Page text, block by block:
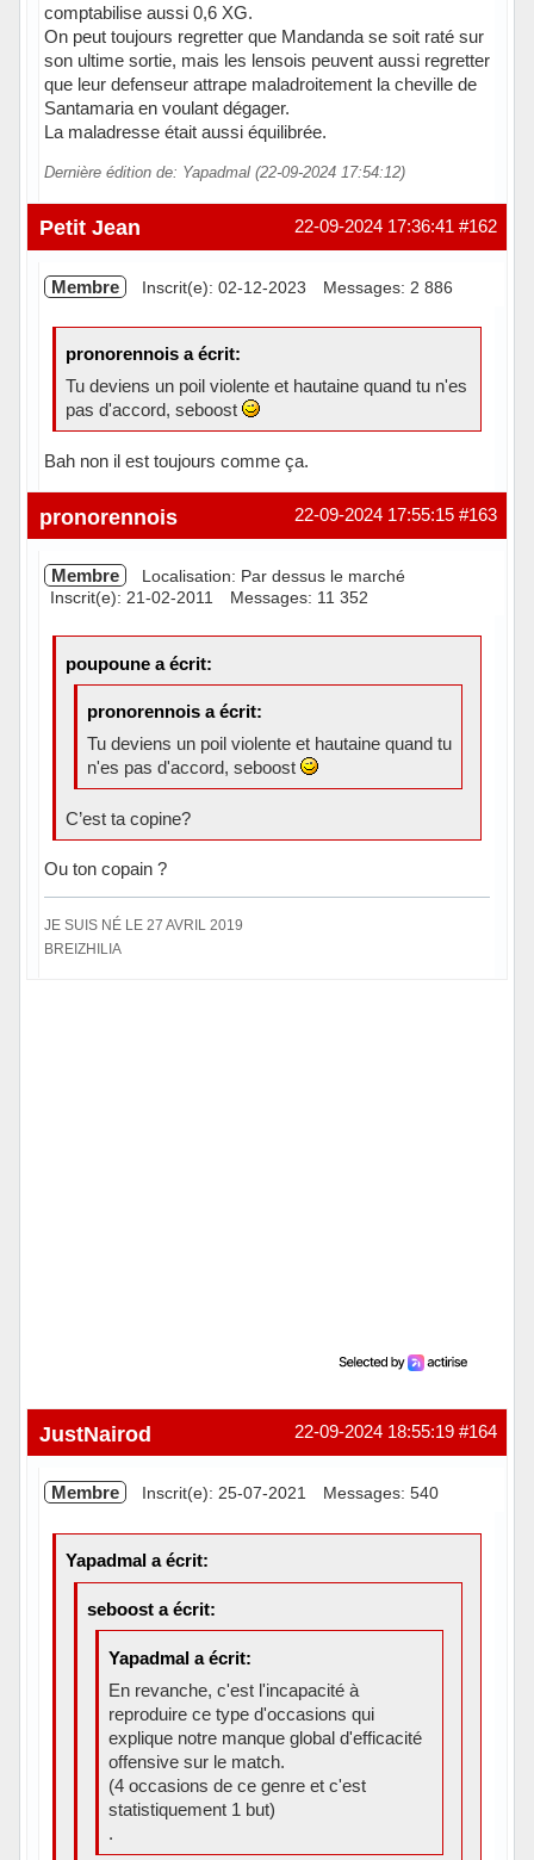
comptabilise aussi 0,6 XG.
On peut toujours regretter que Mandanda se soit raté sur
son ultime sortie, mais les lensois peuvent aussi regretter
que leur defenseur attrape maladroitement la cheville de
Santamaria en voulant dégager.
La maladresse était aussi équilibrée.
Dernière édition de: Yapadmal (22-09-2024 17:54:12)
Hors ligne #162
22-09-2024 17:36:41
Petit Jean
Membre Inscrit(e): 02-12-2023 Messages: 2 886
pronorennois a écrit:
Tu deviens un poil violente et hautaine quand tu n'es
pas d'accord, seboost
Bah non il est toujours comme ça.
Hors ligne #163
22-09-2024 17:55:15
pronorennois
Membre
Localisation: Par dessus le marché
Inscrit(e): 21-02-2011
Messages: 11 352
poupoune a écrit:
pronorennois a écrit:
Tu deviens un poil violente et hautaine quand tu
n'es pas d'accord, seboost
C’est ta copine?
Ou ton copain ?
JE SUIS NÉ LE 27 AVRIL 2019
BREIZHILIA
#164
22-09-2024 18:55:19
JustNairod
Membre Inscrit(e): 25-07-2021 Messages: 540
Yapadmal a écrit:
seboost a écrit:
Yapadmal a écrit:
En revanche, c'est l'incapacité à
reproduire ce type d'occasions qui
explique notre manque global d'efficacité
offensive sur le match.
(4 occasions de ce genre et c'est
statistiquement 1 but)
.